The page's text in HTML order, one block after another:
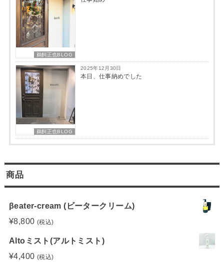
鵜飼正也BLOG
鵜飼正也BLOG
2025年12月30日
本日、仕事納めでした
商品
βeater-cream (ビータークリーム)
¥8,800 (税込)
Altoミスト(アルトミスト)
¥4,400 (税込)